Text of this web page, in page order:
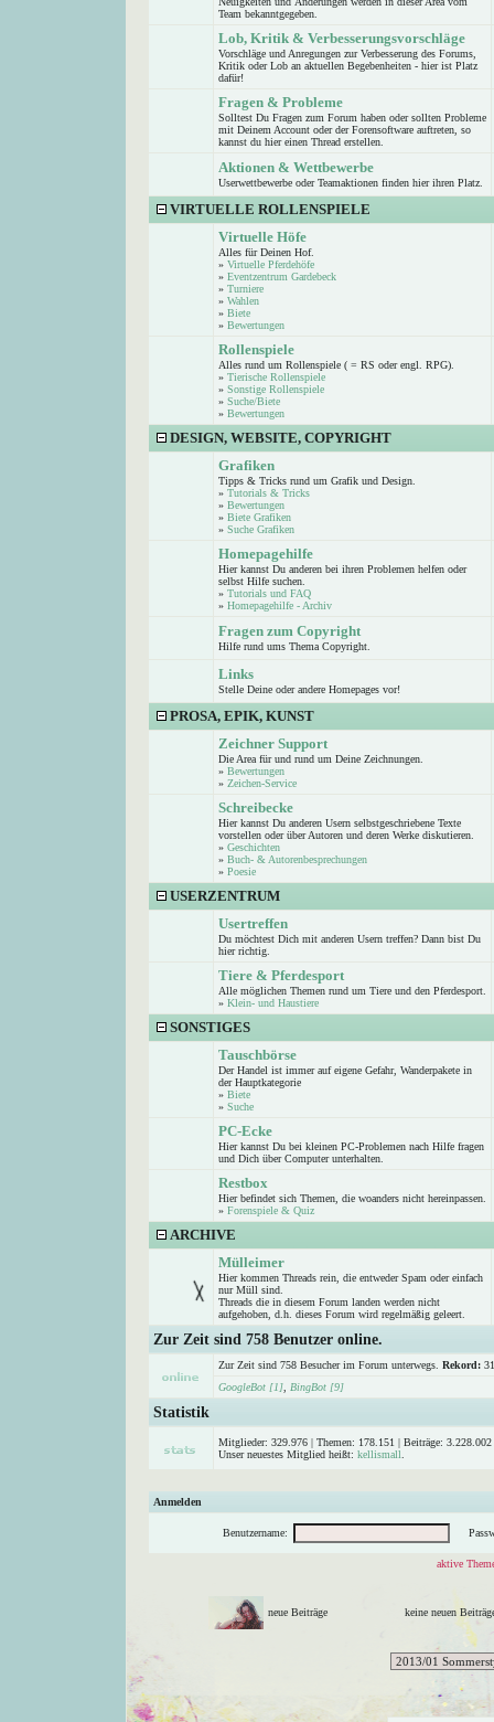
Team bekanntgegeben.
Lob, Kritik & Verbesserungsvorschläge
Vorschläge und Anregungen zur Verbesserung des Forums,
Kritik oder Lob an aktuellen Begebenheiten - hier ist Platz
dafür!
Fragen & Probleme
Solltest Du Fragen zum Forum haben oder sollten Probleme
mit Deinem Account oder der Forensoftware auftreten, so
kannst du hier einen Thread erstellen.
Aktionen & Wettbewerbe
Userwettbewerbe oder Teamaktionen finden hier ihren Platz.
VIRTUELLE ROLLENSPIELE
Virtuelle Höfe
Alles für Deinen Hof.
» Virtuelle Pferdehöfe
» Eventzentrum Gardebeck
» Turniere
» Wahlen
» Biete
» Bewertungen
Rollenspiele
Alles rund um Rollenspiele ( = RS oder engl. RPG).
» Tierische Rollenspiele
» Sonstige Rollenspiele
» Suche/Biete
» Bewertungen
DESIGN, WEBSITE, COPYRIGHT
Grafiken
Tipps & Tricks rund um Grafik und Design.
» Tutorials & Tricks
» Bewertungen
» Biete Grafiken
» Suche Grafiken
Homepagehilfe
Hier kannst Du anderen bei ihren Problemen helfen oder
selbst Hilfe suchen.
» Tutorials und FAQ
» Homepagehilfe - Archiv
Fragen zum Copyright
Hilfe rund ums Thema Copyright.
Links
Stelle Deine oder andere Homepages vor!
PROSA, EPIK, KUNST
Zeichner Support
Die Area für und rund um Deine Zeichnungen.
» Bewertungen
» Zeichen-Service
Schreibecke
Hier kannst Du anderen Usern selbstgeschriebene Texte
vorstellen oder über Autoren und deren Werke diskutieren.
» Geschichten
» Buch- & Autorenbesprechungen
» Poesie
USERZENTRUM
Usertreffen
Du möchtest Dich mit anderen Usern treffen? Dann bist Du
hier richtig.
Tiere & Pferdesport
Alle möglichen Themen rund um Tiere und den Pferdesport.
» Klein- und Haustiere
SONSTIGES
Tauschbörse
Der Handel ist immer auf eigene Gefahr, Wanderpakete in
der Hauptkategorie
» Biete
» Suche
PC-Ecke
Hier kannst Du bei kleinen PC-Problemen nach Hilfe fragen
und Dich über Computer unterhalten.
Restbox
Hier befindet sich Themen, die woanders nicht hereinpassen.
» Forenspiele & Quiz
ARCHIVE
Mülleimer
Hier kommen Threads rein, die entweder Spam oder einfach
nur Müll sind.
Threads die in diesem Forum landen werden nicht
aufgehoben, d.h. dieses Forum wird regelmäßig geleert.
Zur Zeit sind 758 Benutzer online.
Zur Zeit sind 758 Besucher im Forum unterwegs. Rekord:
GoogleBot [1]
BingBot [9]
Statistik
Mitglieder: 329.976 | Themen: 178.151 | Beiträge:
Unser neuestes Mitglied heißt: kellismall
Anmelden
Benutzername:
aktive
neue Beiträge keine neuen